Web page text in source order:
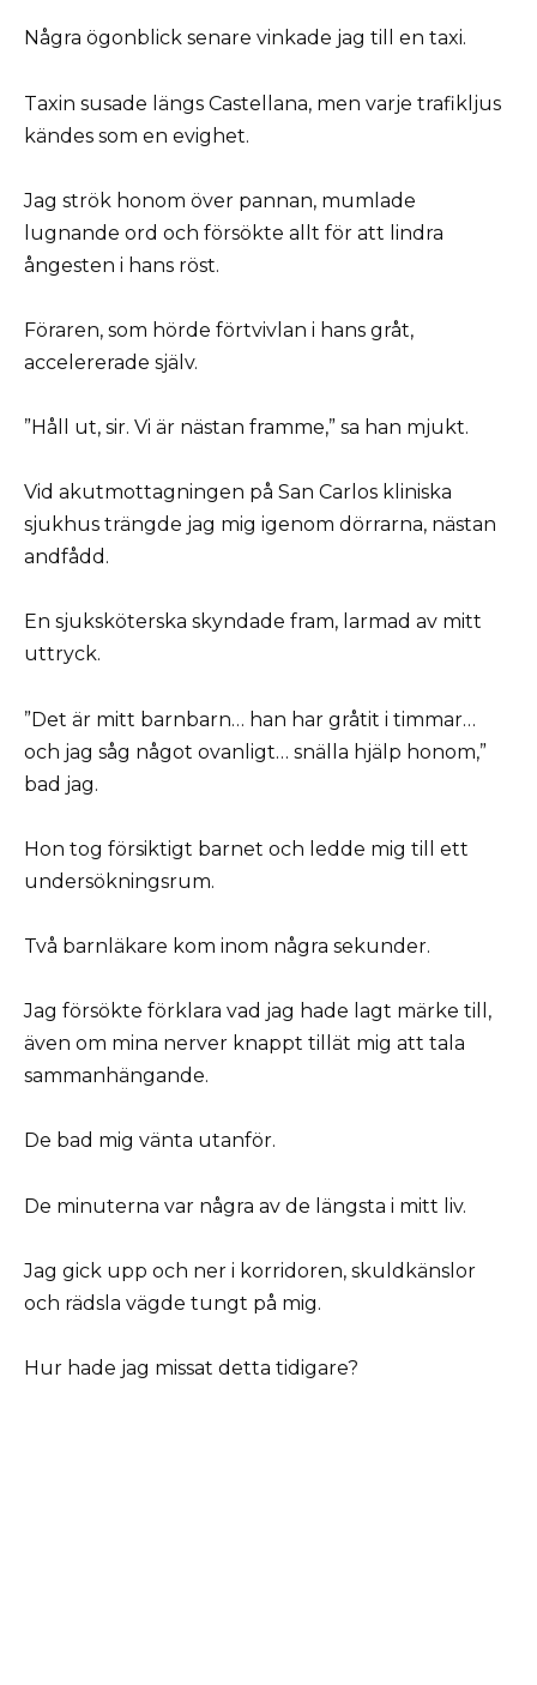
Några ögonblick senare vinkade jag till en taxi.
Taxin susade längs Castellana, men varje trafikljus
kändes som en evighet.
Jag strök honom över pannan, mumlade
lugnande ord och försökte allt för att lindra
ångesten i hans röst.
Föraren, som hörde förtvivlan i hans gråt,
accelererade själv.
”Håll ut, sir. Vi är nästan framme,” sa han mjukt.
Vid akutmottagningen på San Carlos kliniska
sjukhus trängde jag mig igenom dörrarna, nästan
andfådd.
En sjuksköterska skyndade fram, larmad av mitt
uttryck.
”Det är mitt barnbarn… han har gråtit i timmar…
och jag såg något ovanligt… snälla hjälp honom,”
bad jag.
Hon tog försiktigt barnet och ledde mig till ett
undersökningsrum.
Två barnläkare kom inom några sekunder.
Jag försökte förklara vad jag hade lagt märke till,
även om mina nerver knappt tillät mig att tala
sammanhängande.
De bad mig vänta utanför.
De minuterna var några av de längsta i mitt liv.
Jag gick upp och ner i korridoren, skuldkänslor
och rädsla vägde tungt på mig.
Hur hade jag missat detta tidigare?